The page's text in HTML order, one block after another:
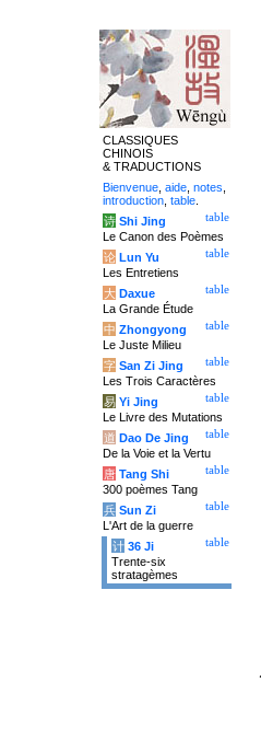
CLASSIQUES
CHINOIS
& TRADUCTIONS
Bienvenue aide notes
introduction table
table
诗 Shi Jing
Le Canon des Poèmes
table
论 Lun Yu
Les Entretiens
table
大 Daxue
La Grande Étude
table
中 Zhongyong
Le Juste Milieu
table
字 San Zi Jing
Les Trois Caractères
table
易 Yi Jing
Le Livre des Mutations
table
道 Dao De Jing
De la Voie et la Vertu
table
唐 Tang Shi
300 poèmes Tang
table
兵 Sun Zi
L'Art de la guerre
table
计 36 Ji
Trente-six
stratagèmes